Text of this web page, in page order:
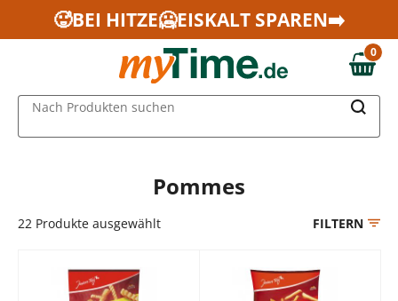
Zum Hauptinhalt springen
Zur Navigation springen
Zur Suche springen
🥵BEI HITZE🥶EISKALT SPAREN➡️
0,00 €
0
Nach Produkten suchen
Pommes
22 Produkte ausgewählt FILTERN